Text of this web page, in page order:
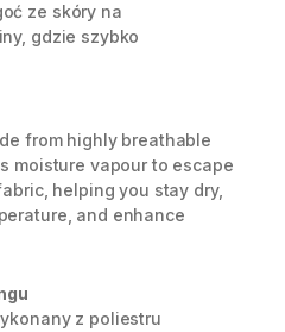
ze skóry na
gdzie szybko
from highly breathable
moisture vapour to escape
helping you stay dry,
and enhance
z poliestru